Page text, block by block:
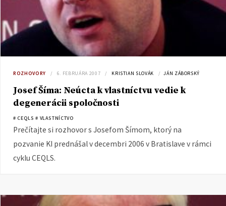
ROZHOVORY 6. FEBRUÁRA 2007 KRISTIAN SLOVÁK JÁN ZÁBORSKÝ
Josef Šíma: Neúcta k vlastníctvu vedie k
degenerácii spoločnosti
# CEQLS # VLASTNÍCTVO
Prečítajte si rozhovor s Josefom Šímom, ktorý na
pozvanie KI prednášal v decembri 2006 v Bratislave v rámci
cyklu CEQLS.